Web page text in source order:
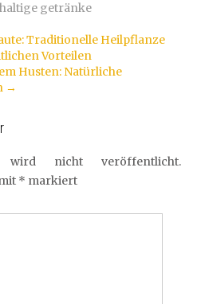
getränke
Traditionelle Heilpflanze
Vorteilen
Husten: Natürliche
→
wird nicht veröffentlicht.
* markiert